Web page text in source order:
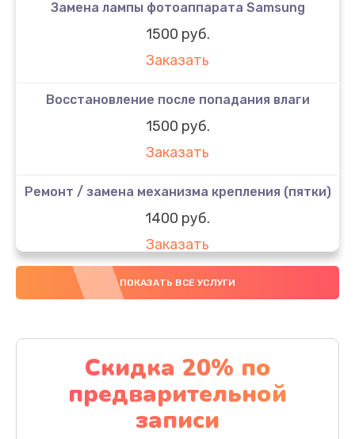
Замена лампы фотоаппарата Samsung
1500 руб.
Заказать
Восстановление после попадания влаги
1500 руб.
Заказать
Ремонт / замена механизма крепления (пятки)
1400 руб.
Заказать
Ремонт / замена платы управления
Заказать
Ремонт платы питания
1900 руб.
Заказать
ПОКАЗАТЬ ВСЕ УСЛУГИ
Скидка 20% по
предварительной
записи